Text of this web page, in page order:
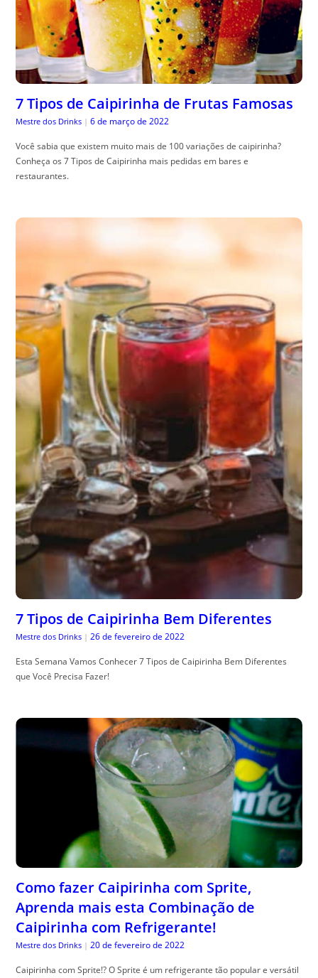
7 Tipos de Caipirinha de Frutas Famosas
Mestre dos Drinks | 6 de março de 2022
Você sabia que existem muito mais de 100 variações de caipirinha?
Conheça os 7 Tipos de Caipirinha mais pedidas em bares e
restaurantes.
7 Tipos de Caipirinha Bem Diferentes
Mestre dos Drinks | 26 de fevereiro de 2022
Esta Semana Vamos Conhecer 7 Tipos de Caipirinha Bem Diferentes
que Você Precisa Fazer!
Como fazer Caipirinha com Sprite,
Aprenda mais esta Combinação de
Caipirinha com Refrigerante!
Mestre dos Drinks | 20 de fevereiro de 2022
Caipirinha com Sprite!? O Sprite é um refrigerante tão popular e versátil